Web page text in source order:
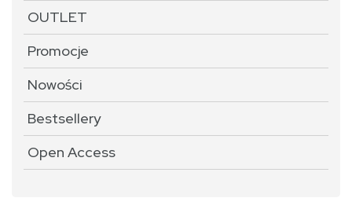
OUTLET
Promocje
Nowości
Bestsellery
Open Access